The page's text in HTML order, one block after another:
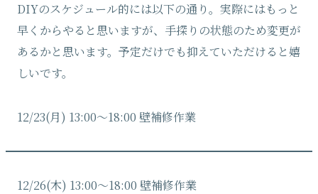
DIYのスケジュール的には以下の通り。実際にはもっと
早くからやると思いますが、手探りの状態のため変更が
あるかと思います。予定だけでも抑えていただけると嬉
しいです。
12/23(月) 13:00〜18:00 壁補修作業
12/26(木) 13:00〜18:00 壁補修作業